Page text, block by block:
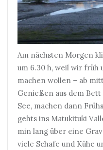
Am nächsten Morgen
um 6.30 h, weil wir früh
machen wollen – ab
Genießen aus dem
See, machen dann
gehts ins Matukituki
min lang über eine
viele Schafe und Kühe